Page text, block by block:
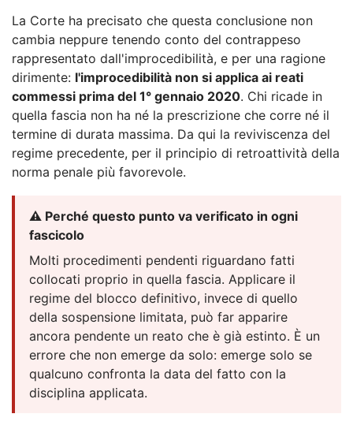
La Corte ha precisato che questa conclusione non
cambia neppure tenendo conto del contrappeso
rappresentato dall'improcedibilità, e per una ragione
dirimente: l'improcedibilità non si applica ai reati
commessi prima del 1° gennaio 2020. Chi ricade in
quella fascia non ha né la prescrizione che corre né il
termine di durata massima. Da qui la reviviscenza del
regime precedente, per il principio di retroattività della
norma penale più favorevole.
⚠️ Perché questo punto va verificato in ogni
fascicolo
Molti procedimenti pendenti riguardano fatti
collocati proprio in quella fascia. Applicare il
regime del blocco definitivo, invece di quello
della sospensione limitata, può far apparire
ancora pendente un reato che è già estinto. È un
errore che non emerge da solo: emerge solo se
qualcuno confronta la data del fatto con la
disciplina applicata.